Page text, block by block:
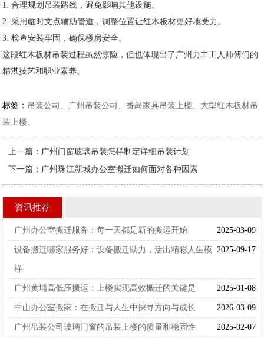
1. 合理规划吊装路线，避免影响其他设施。
2. 采用临时支点辅助管道，调整位置让红木板材更好地受力。
3. 检查安装牢固，确保楼房安全。
这段红木板材吊装过程虽然惊险，但也体现出了广州力丰工人师傅们的
精湛技艺和职业素养。
标签： 吊装公司、广州吊装公司、番禺家具吊装上楼、大型红木板材吊
装上楼、
上一篇： 广州门窗玻璃吊装怎样制定详细吊装计划
下一篇： 广州珠江新城办公室搬迁如何面对各种因素
资讯推荐
2025-03-09
广州办公室搬迁服务：每一天都是新的搬运开始
2025-09-17
设备搬迁哪家服务好：设备搬迁助力，活出精彩人生模
样
2025-01-08
广州黄埔高低压搬运：上楼实现高效搬迁的关键是
2026-03-09
中山办公室搬家：在搬迁与人生中探寻方向与成长
2025-02-07
广州吊装公司玻璃门窗的吊装上楼的质量和稳固性